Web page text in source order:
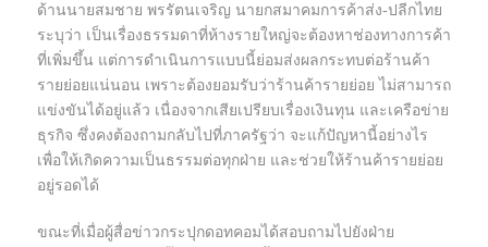
ด้านนายสมชาย พรรัตนเจริญ นายกสมาคมการค้าส่ง-ปลีกไทย
ระบุว่า เป็นเรื่องธรรมดาที่ห้างรายใหญ่จะต้องหาช่องทางการค้า
ที่เพิ่มขึ้น แต่การดำเนินการแบบนี้ย่อมส่งผลกระทบต่อร้านค้า
รายย่อยแน่นอน เพราะต้องยอมรับว่าร้านค้ารายย่อย ไม่สามารถ
แข่งขันได้อยู่แล้ว เนื่องจากเสียเปรียบเรื่องเงินทุน และเครือข่าย
ธุรกิจ ซึ่งคงต้องถามกลับไปที่ภาครัฐว่า จะแก้ปัญหานี้อย่างไร
เพื่อให้เกิดความเป็นธรรมต่อทุกฝ่าย และช่วยให้ร้านค้ารายย่อย
อยู่รอดได้
ขณะที่เมื่อผู้สื่อข่าวกระปุกดอทคอมได้สอบถามไปยังฝ่าย